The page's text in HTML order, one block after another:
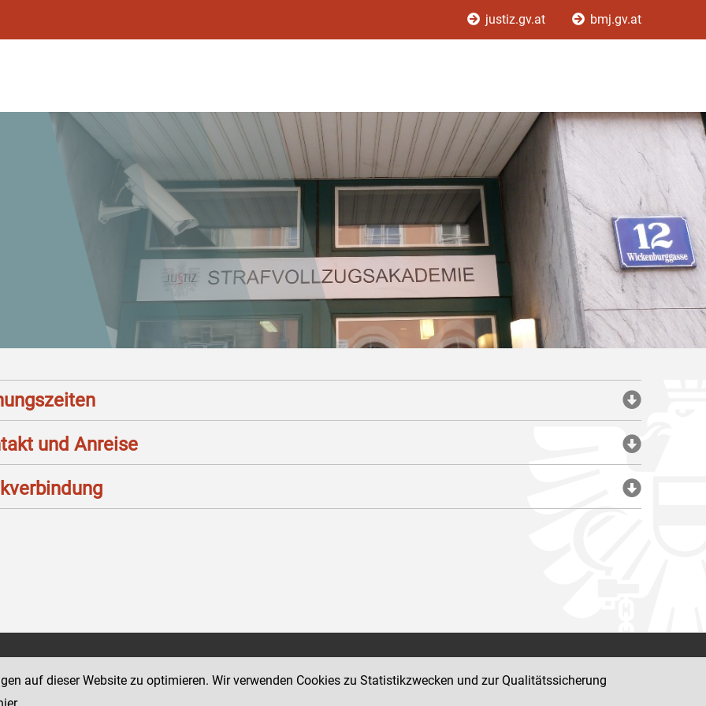
justiz.gv.at bmj.gv.at
und Anreise
12
der Justiz und des BMJ
Impressum
auf dieser Website zu optimieren. Wir verwenden Cookies zu Statistikzwecken und zur Qualitätssicherung